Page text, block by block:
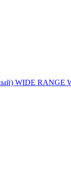
WIDE RANGE